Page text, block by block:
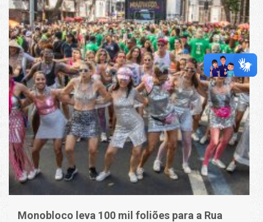
Monobloco leva 100 mil foliões para a Rua